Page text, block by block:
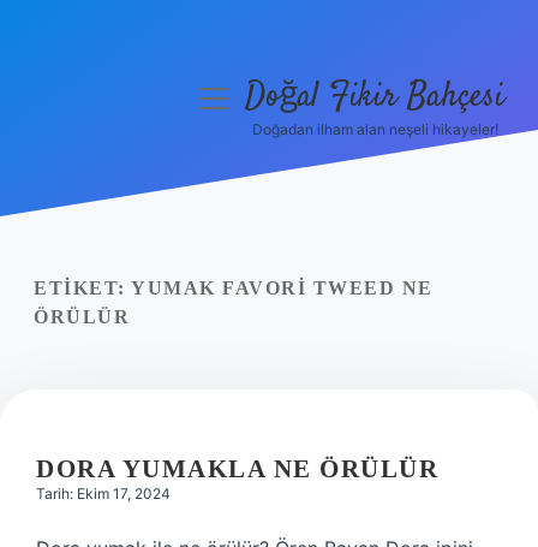
Yasal Uyarı
menüyüDoğal Fikir Bahçesi
Doğadan ilham alan neşeli hikayeler!
ETIKET: YUMAK FAVORI TWEED NE
ÖRÜLÜR
DORA YUMAKLA NE ÖRÜLÜR
Tarih: Ekim 17, 2024